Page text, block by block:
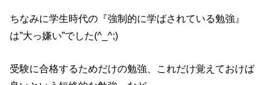
ちなみに学生時代の『強制的に学ばされている勉強』
は”大っ嫌い”でした(^_^;)
受験に合格するためだけの勉強、これだけ覚えておけば